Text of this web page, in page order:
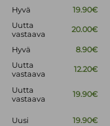
Hyvä 19.90€
Uutta
vastaava
20.00€
Hyvä 8.90€
Uutta
vastaava
12.20€
Uutta
vastaava
19.90€
Uusi 19.90€